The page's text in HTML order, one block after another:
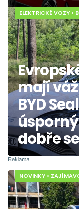
ELEKTRICKÉ VOZY •
mají
BYD
dobře
NOVINKY •